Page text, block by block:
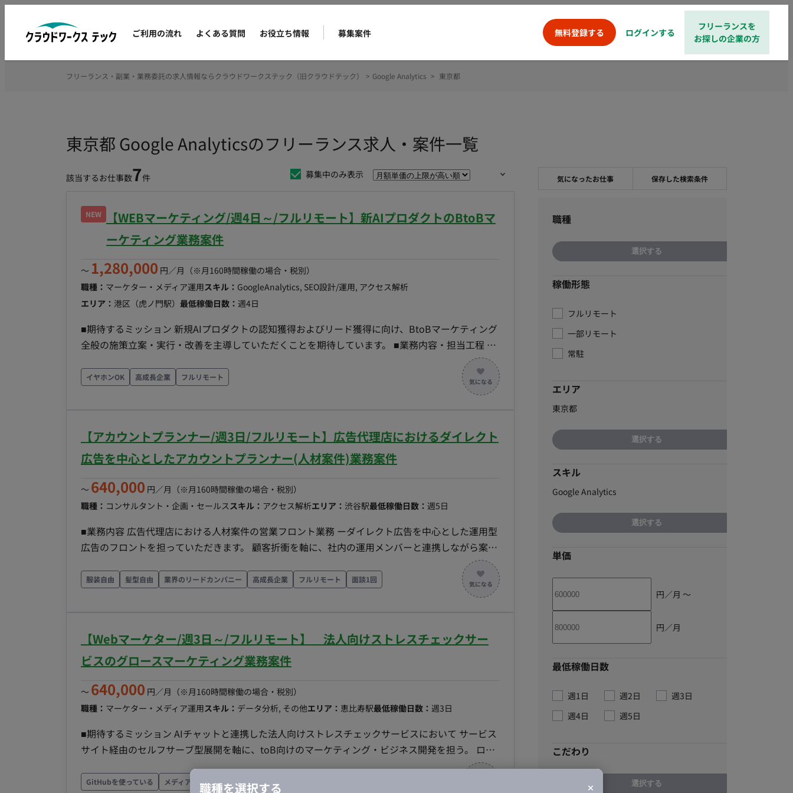
ご利用の流れ よくある質問 お役立ち情報 募集案件 無料登録する ログインする
フリーランスを
お探しの企業の方
東京都 Google Analyticsのフリーランス求人・案件一覧
該当するお仕事数7件 募集中のみ表示
NEW
【WEBマーケティング/週4日～/フルリモート】新AIプロダクトのBtoBマ
ーケティング業務案件
〜 1,280,000 円／月 （※月160時間稼働の場合・税別）
職種： マーケター・メディア運用スキル： GoogleAnalytics, SEO設計/運用, アクセス解析
エリア： 港区（虎ノ門駅） 最低稼働日数： 週4日
■期待するミッション 新規AIプロダクトの認知獲得およびリード獲得に向け、BtoBマーケティング
全般の施策立案・実行・改善を主導していただくことを期待しています。 ■業務内容・担当工程 新
AIプロダクトにおけるBtoBマーケティング業務全般を担当していただきます。 デジタル広告運
用、LP改善、アクセス解析、コンテンツ企画・制作、オフライン施策など多岐にわたるマーケティ
イヤホンOK 高成長企業 フルリモート
【アカウントプランナー/週3日/フルリモート】広告代理店におけるダイレクト
広告を中心としたアカウントプランナー(人材案件)業務案件
〜 640,000 円／月 （※月160時間稼働の場合・税別）
職種： コンサルタント・企画・セールススキル： アクセス解析エリア： 渋谷駅最低稼働日数： 週5日
■業務内容 広告代理店における人材案件の営業フロント業務 ーダイレクト広告を中心とした運用型
広告のフロントを担っていただきます。 顧客折衝を軸に、社内の運用メンバーと連携しながら案件
を推進していただきます。 ーレポート／振り返り資料作成／社内外のデイリーコミュニケーション
／CRディレクション ■求める人物像（スタンス・マインド） ・オーナーシップ：運用チームに任せ
きりにせず、案件のゴール達成まで「自分ごと」として伴走できる。業務委託でも“外注”ではな
日中の即レス・こまめな報連相を苦にせず、レスポンスの速さを信頼構築の武器にできる ・ハブと
しての協働姿勢：社内運用メンバーとクライアントの間に立ちアカウントリーディングの立ち回り
素直さ・アップデート意欲：フィードバックや弊社の優先度などの意向も受け止め、やり方を柔軟
に変えられる ■ チーム体制 フロント体制：本ポジションの担当プランナー 1名（1社専任コミッ
ブ制作チーム ■稼働について 開始日：即日 リモート可否：参画当初は出社いただき、その後フルリ
モート可 働き方：月80時間程度 PC：貸与品使用
服装自由 髪型自由 業界のリードカンパニー 高成長企業 フルリモート 面談1回
【Webマーケター/週3日～/フルリモート】 法人向けストレスチェックサー
ビスのグロースマーケティング業務案件
〜 640,000 円／月 （※月160時間稼働の場合・税別）
職種： マーケター・メディア運用スキル： データ分析, その他エリア： 恵比寿駅最低稼働日数： 週3日
■期待するミッション AIチャットと連携した法人向けストレスチェックサービスにおいて サービス
サイト経由のセルフサーブ型展開を軸に、toB向けのマーケティング・ビジネス開発を担う。 ロー
ンチ後の認知拡大・リード獲得・導入企業数の拡大が主なミッション。 ■担当工程（業務範囲） ・
toBマーケ施策の立案・実行（コンテンツ・SEO・広告・PR等） ・サービスサイトを起点とした導
GitHubを使っている メディア掲載実績あり BtoBサービス
気になったお仕事 保存した検索条件
職種
選択する
職種を選択する
稼働形態
フルリモート
一部リモート
常駐
エリア
東京都
選択する
スキル
Google Analytics
選択する
単価
円／月 〜
円／月
最低稼働日数
週1日 週2日
週3日
週4日
週5日
こだわり
選択する
フリーランス・副業・業務委託の求人情報ならクラウドワークステック（旧クラウドテック） > Google Analytics > 東京都